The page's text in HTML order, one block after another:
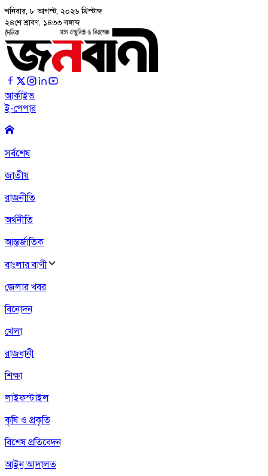
শনিবার, ৮ আগস্ট, ২০২৬ খ্রিস্টাব্দ
২৪শে শ্রাবণ, ১৪৩৩ বঙ্গাব্দ
আর্কাইভ
ই-পেপার
সর্বশেষ
জাতীয়
রাজনীতি
অর্থনীতি
আন্তর্জাতিক
বাংলার বাণী
জেলার খবর
বিনোদন
খেলা
রাজধানী
শিক্ষা
লাইফস্টাইল
কৃষি ও প্রকৃতি
বিশেষ প্রতিবেদন
আইন আদালত